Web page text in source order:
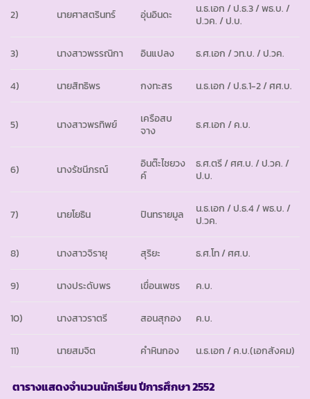
2) นายศาสตรินทร์ อุ่นอินดะ
น.ธ.เอก / ป.ธ.3 / พธ.บ. /
ป.วค. / ป.บ.
3) นางสาวพรรณิกา อินแปลง ธ.ศ.เอก / วท.บ. / ป.วค.
4) นายสิทธิพร กงทะสร น.ธ.เอก / ป.ธ.1-2 / ศศ.บ.
5) นางสาวพรทิพย์
เครือสบ
จาง
ธ.ศ.เอก / ค.บ.
6) นางรัชนีภรณ์
อินต๊ะไชยวง
ค์
ธ.ศ.ตรี / ศศ.บ. / ป.วค. /
ป.บ.
7) นายโยธิน ปินทรายมูล
น.ธ.เอก / ป.ธ.4 / พธ.บ. /
ป.วค.
8) นางสาวจิรายุ สุริยะ ธ.ศ.โท / ศศ.บ.
9) นางประดับพร เขื่อนเพชร ค.บ.
10) นางสาวราตรี สอนสุกอง ค.บ.
11) นายสมจิต คำหินกอง น.ธ.เอก / ค.บ.(เอกสังคม)
ตารางแสดงจำนวนนักเรียน ปีการศึกษา2552